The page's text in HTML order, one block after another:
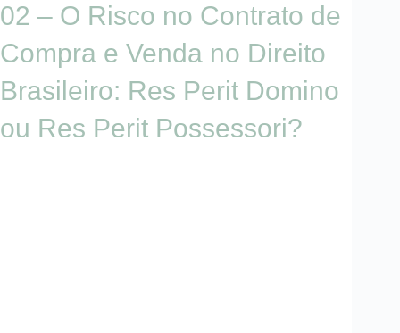
02 – O Risco no Contrato de
Compra e Venda no Direito
Brasileiro: Res Perit Domino
ou Res Perit Possessori?